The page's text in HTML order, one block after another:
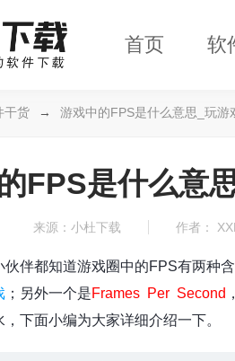
首页 软
干货 → 游戏中的FPS是什么意思_玩游
FPS是什么意
来源：小杜下载 作者：
伙伴都知道游戏圈中的FPS有两种
；另外一个是Frames Per Second
下面小编为大家详细介绍一下。